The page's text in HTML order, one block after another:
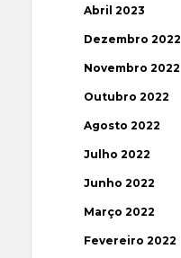
Abril 2023
Dezembro 2022
Novembro 2022
Outubro 2022
Agosto 2022
Julho 2022
Junho 2022
Março 2022
Fevereiro 2022